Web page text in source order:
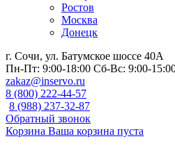
Ростов
Москва
Донецк
г. Сочи, ул. Батумское шоссе 40А
Пн-Пт: 9:00-18:00 Сб-Вс: 9:00-
zakaz@inservo.ru
8 (800) 222-44-57
8 (988) 237-32-87
Обратный звонок
Корзина Ваша корзина пуста